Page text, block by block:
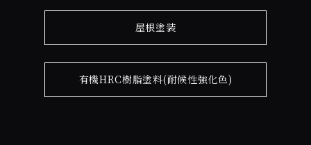
屋根塗装
有機HRC樹脂塗料(耐候性強化色)